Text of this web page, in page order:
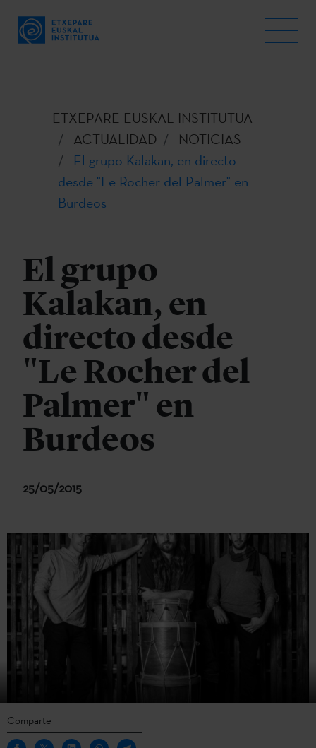
ETXEPARE EUSKAL INSTITUTUA
ACTUALIDAD
NOTICIAS
El grupo Kalakan, en directo
desde "Le Rocher del Palmer" en
Burdeos
El grupo
Kalakan, en
directo desde
"Le Rocher del
Palmer" en
Burdeos
25/05/2015
Comparte